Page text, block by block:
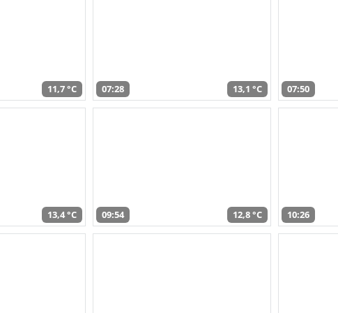
11,7 °C 07:28 13,1 °C 07:50
13,4 °C 09:54 12,8 °C 10:26